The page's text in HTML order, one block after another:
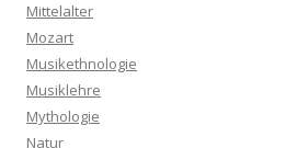
Mittelalter
Mozart
Musikethnologie
Musiklehre
Mythologie
Natur